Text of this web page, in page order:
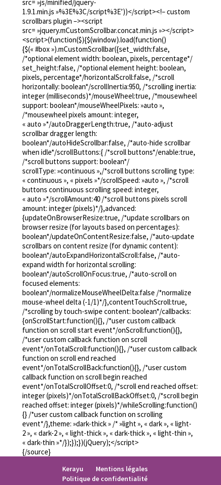
entender mejor lo que se expresa en él/ella, es esencial para
Muy práctico, alegre, aplicable inmediatamente, este
seres queridos, con eficiencia y respetando a todas
Este método permite entrar profunda y verdaderamente en
mejor oportunidad de ser escuchado.
Hay cuatro pasos:
1 – Observación
Este paso consiste en describir los hechos de manera
2 – La expresión de sus sentimientos
La clara articulación de los sentimientos que sentimos
que un comportamiento tiene como consecuencias permite
Nuestro vocabulario de los sentimientos se enriquece
3 – La expresión de sus necesidades
El hecho de asociar los sentimientos experimentados con
4 – La formulación de una solicitud
Después de la expresión de los sentimientos y
una buena relación y encontrar soluciones que funcionen
src= »js/minified/jquery-
1.9.1.min.js »%3E%3C/script%3E’))</script><!– custom
scrollbars plugin –><script
src= »jquery.mCustomScrollbar.concat.min.js »></script>
<script>(function($){$(window).load(function()
{$(« #box »).mCustomScrollbar({set_width:false,
/*optional element width: boolean, pixels, percentage*/
set_height:false, /*optional element height: boolean,
pixels, percentage*/horizontalScroll:false, /*scroll
horizontally: boolean*/scrollInertia:950, /*scrolling inertia:
integer (milliseconds)*/mouseWheel:true, /*mousewheel
support: boolean*/mouseWheelPixels: »auto »,
/*mousewheel pixels amount: integer,
« auto »*/autoDraggerLength:true, /*auto-adjust
scrollbar dragger length:
boolean*/autoHideScrollbar:false, /*auto-hide scrollbar
when idle*/scrollButtons:{ /*scroll buttons*/enable:true,
/*scroll buttons support: boolean*/
scrollType: »continuous »,/*scroll buttons scrolling type:
« continuous », « pixels »*/scrollSpeed: »auto », /*scroll
buttons continuous scrolling speed: integer,
« auto »*/scrollAmount:40 /*scroll buttons pixels scroll
amount: integer (pixels)*/},advanced:
{updateOnBrowserResize:true, /*update scrollbars on
browser resize (for layouts based on percentages):
boolean*/updateOnContentResize:false, /*auto-update
scrollbars on content resize (for dynamic content):
boolean*/autoExpandHorizontalScroll:false, /*auto-
expand width for horizontal scrolling:
boolean*/autoScrollOnFocus:true, /*auto-scroll on
focused elements:
boolean*/normalizeMouseWheelDelta:false /*normalize
mouse-wheel delta (-1/1)*/},contentTouchScroll:true,
/*scrolling by touch-swipe content: boolean*/callbacks:
{onScrollStart:function(){}, /*user custom callback
function on scroll start event*/onScroll:function(){},
/*user custom callback function on scroll
event*/onTotalScroll:function(){}, /*user custom callback
function on scroll end reached
event*/onTotalScrollBack:function(){}, /*user custom
callback function on scroll begin reached
event*/onTotalScrollOffset:0, /*scroll end reached offset:
integer (pixels)*/onTotalScrollBackOffset:0, /*scroll begin
reached offset: integer (pixels)*/whileScrolling:function()
{} /*user custom callback function on scrolling
event*/},theme: »dark-thick » /* »light », « dark », « light-
2 », « dark-2 », « light-thick », « dark-thick », « light-thin »,
« dark-thin »*/});});})(jQuery);</script>
{/source}
Kerayu
Mentions légales
Politique de confidentialité